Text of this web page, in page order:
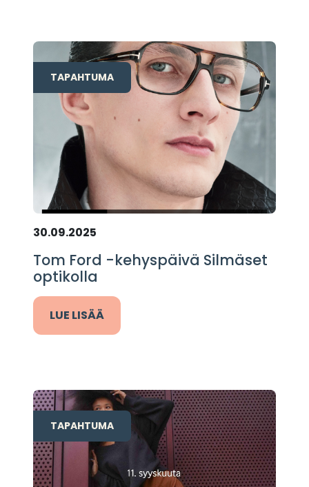
TAPAHTUMA
30.09.2025
Tom Ford -kehyspäivä Silmäset
optikolla
LUE LISÄÄ
TAPAHTUMA